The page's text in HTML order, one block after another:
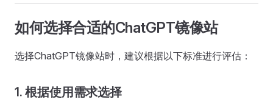
如何选择合适的ChatGPT镜像站
选择ChatGPT镜像站时，建议根据以下标准进行评估：
1. 根据使用需求选择